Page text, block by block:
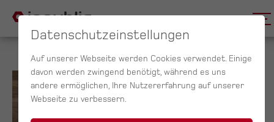
Datenschutzeinstellungen
Auf unserer Webseite werden Cookies verwendet. Einige
davon werden zwingend benötigt, während es uns
andere ermöglichen, Ihre Nutzererfahrung auf unserer
Webseite zu verbessern.